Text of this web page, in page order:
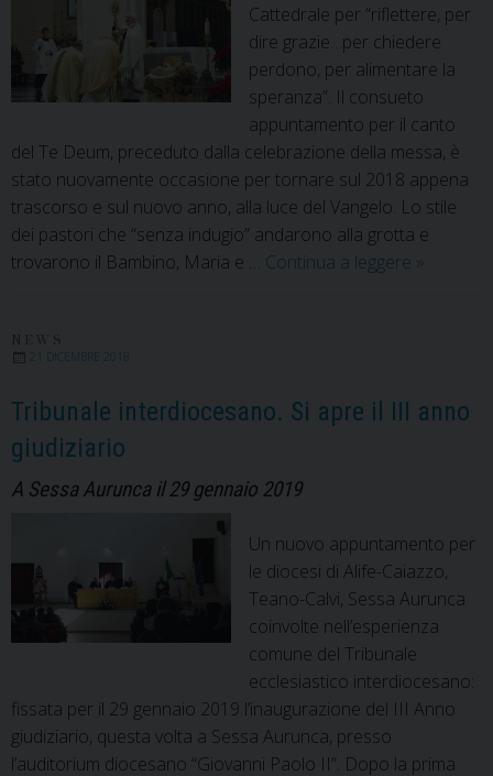
Cattedrale per “riflettere, per
dire grazie…per chiedere
perdono, per alimentare la
speranza”. Il consueto
appuntamento per il canto
del Te Deum, preceduto dalla celebrazione della messa, è
stato nuovamente occasione per tornare sul 2018 appena
trascorso e sul nuovo anno, alla luce del Vangelo. Lo stile
dei pastori che “senza indugio” andarono alla grotta e
trovarono il Bambino, Maria e … Continua a leggere Te
avere
»
21 DICEMBRE 2018
Tribunale interdiocesano. Si apre il III anno
giudiziario
A Sessa Aurunca il 29 gennaio 2019
Un nuovo appuntamento per
le diocesi di Alife-Caiazzo,
Teano-Calvi, Sessa Aurunca
coinvolte nell’esperienza
comune del Tribunale
ecclesiastico interdiocesano:
fissata per il 29 gennaio 2019 l’inaugurazione del III Anno
giudiziario, questa volta a Sessa Aurunca, presso
l’auditorium diocesano “Giovanni Paolo II”. Dopo la prima